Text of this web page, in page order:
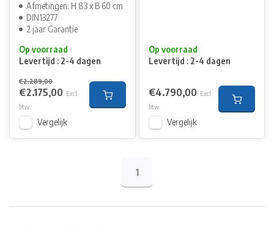
Afmetingen: H 83 x B 60 cm
DIN13277
2 jaar Garantie
Op voorraad
Levertijd : 2-4 dagen
€2.289,00
€2.175,00 Excl.
btw
Vergelijk
Op voorraad
Levertijd : 2-4 dagen
€4.790,00 Excl.
btw
Vergelijk
1